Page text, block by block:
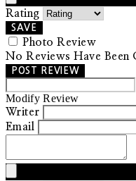
Rating
SAVE
Photo Review
No Reviews Have Been
POST REVIEW
Modify Review
Writer
Email